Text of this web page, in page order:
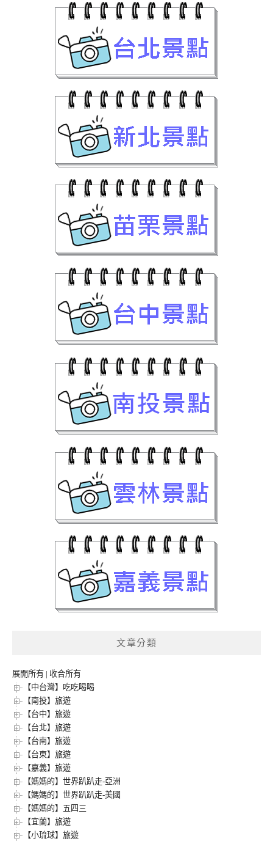
文章分類
展開所有 | 收合所有
【中台灣】吃吃喝喝
【南投】旅遊
【台中】旅遊
【台北】旅遊
【台南】旅遊
【台東】旅遊
【嘉義】旅遊
【媽媽的】世界趴趴走-亞洲
【媽媽的】世界趴趴走-美國
【媽媽的】五四三
【宜蘭】旅遊
【小琉球】旅遊